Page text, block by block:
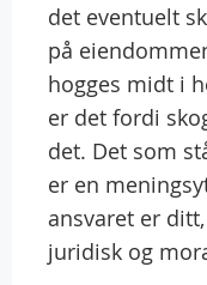
det eventuelt
på
hogges midt i
er det fordi
det. Det som
er en
ansvaret er
juridisk og